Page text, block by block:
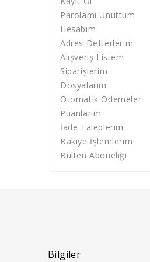
Parolamı Unuttum
Hesabım
Adres Defterlerim
Alışveriş Listem
Siparişlerim
Dosyalarım
Otomatik Ödemeler
Puanlarım
İade Taleplerim
Bakiye İşlemlerim
Bülten Aboneliği
Bilgiler